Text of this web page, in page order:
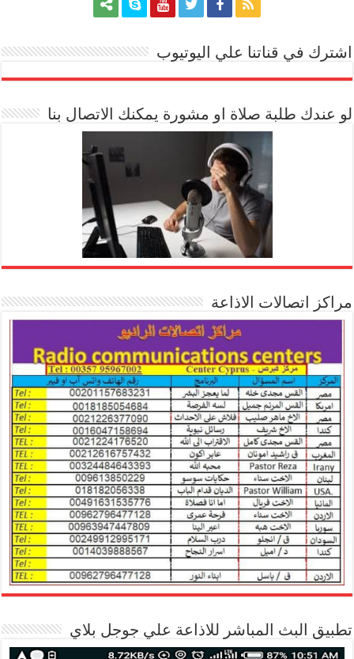
اشترك في قناتنا علي اليوتيوب
لو عندك طلبة صلاة او مشورة يمكنك الاتصال بنا
مراكز اتصالات الاذاعة
تطبيق البث المباشر للاذاعة علي جوجل بلاي